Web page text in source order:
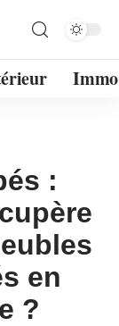
Immo
:
en
?